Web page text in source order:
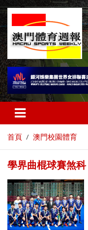
首頁 澳門校園體育
學界曲棍球賽煞